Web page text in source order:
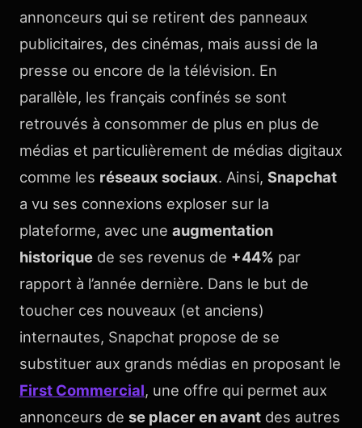
annonceurs qui se retirent des panneaux
publicitaires, des cinémas, mais aussi de la
presse ou encore de la télévision. En
parallèle, les français confinés se sont
retrouvés à consommer de plus en plus de
médias et particulièrement de médias digitaux
comme les réseaux sociaux. Ainsi, Snapchat
a vu ses connexions exploser sur la
plateforme, avec une augmentation
historique de ses revenus de +44% par
rapport à l’année dernière. Dans le but de
toucher ces nouveaux (et anciens)
internautes, Snapchat propose de se
substituer aux grands médias en proposant le
First Commercial, une offre qui permet aux
annonceurs de se placer en avant des autres